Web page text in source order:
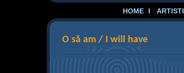
HOME ARTISTI
O să am / I will have